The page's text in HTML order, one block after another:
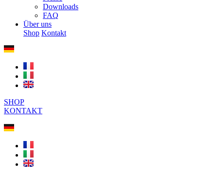
Downloads
FAQ
Über uns
Shop Kontakt
SHOP
KONTAKT